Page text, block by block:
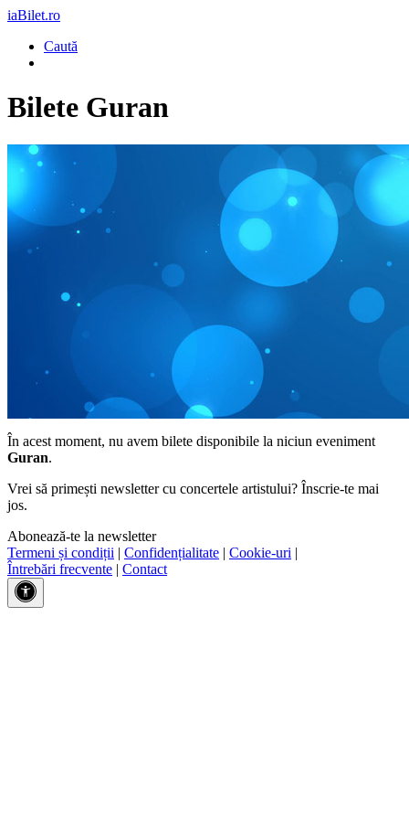
iaBilet.ro
Caută
Bilete Guran
În acest moment, nu avem bilete disponibile la niciun eveniment
Guran.
Vrei să primești newsletter cu concertele artistului? Înscrie-te mai
jos.
Abonează-te la newsletter
Termeni și condiții | Confidențialitate | Cookie-uri |
Întrebări frecvente | Contact